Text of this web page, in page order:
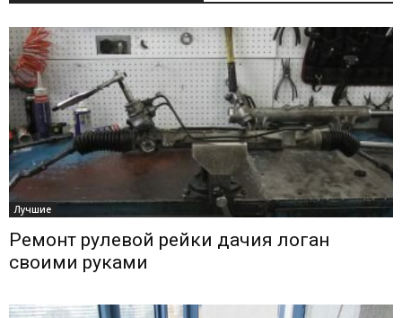
Лучшие
Ремонт рулевой рейки дачия логан
своими руками